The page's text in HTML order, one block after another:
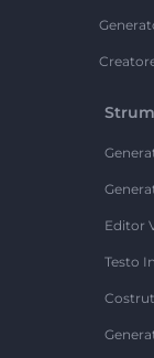
Editor
Testo